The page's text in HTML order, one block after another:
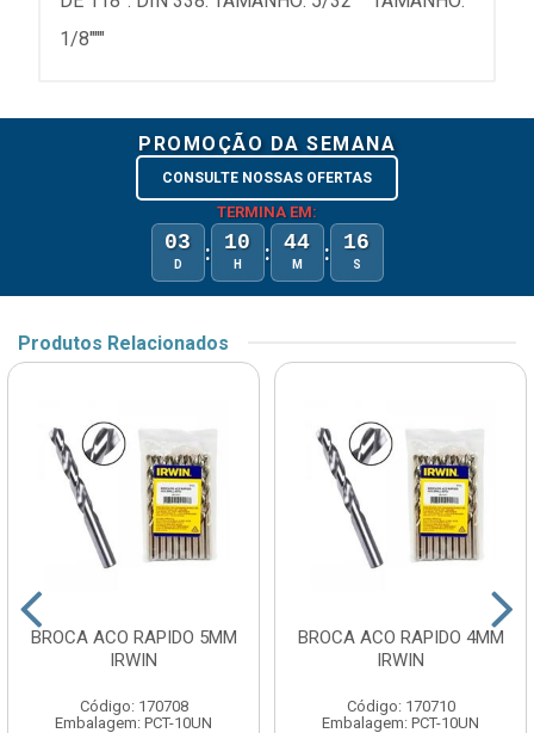
1/8"""
PROMOÇÃO DA SEMANA
CONSULTE NOSSAS OFERTAS
TERMINA EM:
03
D : 10
H : 44
M : 16
S
Produtos Relacionados
BROCA ACO RAPIDO 5MM
IRWIN
Código: 170708
Embalagem: PCT-10UN
BROCA ACO RAPIDO 4MM
IRWIN
Código: 170710
Embalagem: PCT-10UN